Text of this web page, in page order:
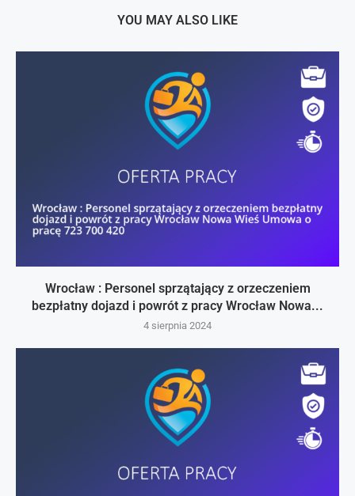
YOU MAY ALSO LIKE
Wrocław : Personel sprzątający z orzeczeniem
bezpłatny dojazd i powrót z pracy Wrocław Nowa...
4 sierpnia 2024